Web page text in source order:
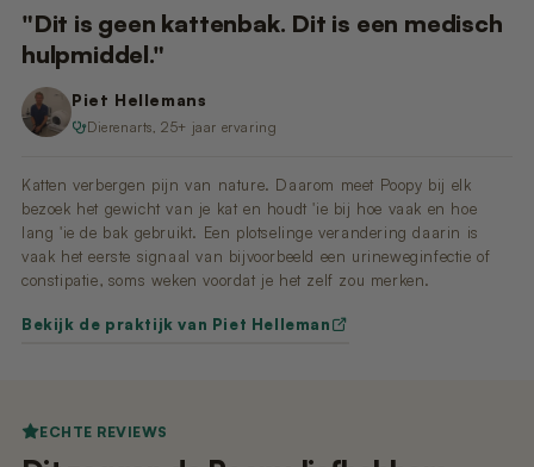
"Dit is geen kattenbak. Dit is een medisch
hulpmiddel."
Piet Hellemans
Dierenarts, 25+ jaar ervaring
Katten verbergen pijn van nature. Daarom meet Poopy bij elk
bezoek het gewicht van je kat en houdt 'ie bij hoe vaak en hoe
lang 'ie de bak gebruikt. Een plotselinge verandering daarin is
vaak het eerste signaal van bijvoorbeeld een urineweginfectie of
constipatie, soms weken voordat je het zelf zou merken.
Bekijk de praktijk van Piet Helleman
ECHTE REVIEWS